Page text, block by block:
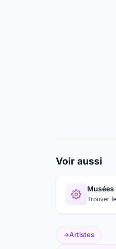
Voir aussi
Trouver
Artistes